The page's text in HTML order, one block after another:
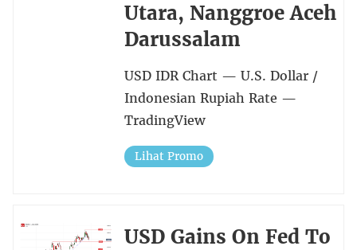
Utara, Nanggroe Aceh
Darussalam
USD IDR Chart — U.S. Dollar /
Indonesian Rupiah Rate —
TradingView
Lihat Promo
USD Gains On Fed To